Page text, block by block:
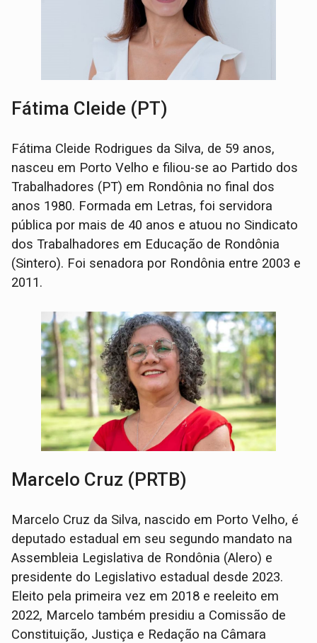
Fátima Cleide (PT)
Fátima Cleide Rodrigues da Silva, de 59 anos,
nasceu em Porto Velho e filiou-se ao Partido dos
Trabalhadores (PT) em Rondônia no final dos
anos 1980. Formada em Letras, foi servidora
pública por mais de 40 anos e atuou no Sindicato
dos Trabalhadores em Educação de Rondônia
(Sintero). Foi senadora por Rondônia entre 2003 e
2011.
Marcelo Cruz (PRTB)
Marcelo Cruz da Silva, nascido em Porto Velho, é
deputado estadual em seu segundo mandato na
Assembleia Legislativa de Rondônia (Alero) e
presidente do Legislativo estadual desde 2023.
Eleito pela primeira vez em 2018 e reeleito em
2022, Marcelo também presidiu a Comissão de
Constituição, Justiça e Redação na Câmara